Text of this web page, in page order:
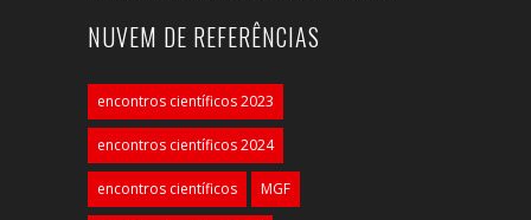
NUVEM DE REFERÊNCIAS
encontros científicos 2023
encontros científicos 2024
encontros científicos MGF